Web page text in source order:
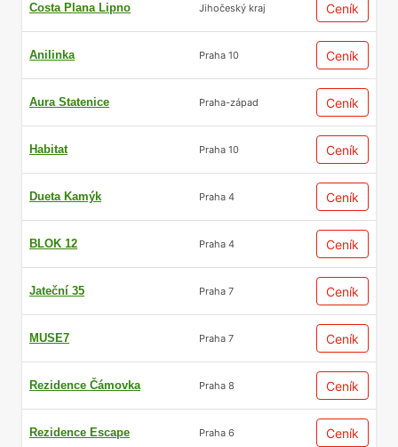
Costa Plana Lipno Jihočeský kraj Ceník
Anilinka Praha 10 Ceník
Aura Statenice Praha-západ Ceník
Habitat Praha 10 Ceník
Dueta Kamýk Praha 4 Ceník
BLOK 12 Praha 4 Ceník
Jateční 35 Praha 7 Ceník
MUSE7 Praha 7 Ceník
Rezidence Čámovka Praha 8 Ceník
Rezidence Escape Praha 6 Ceník